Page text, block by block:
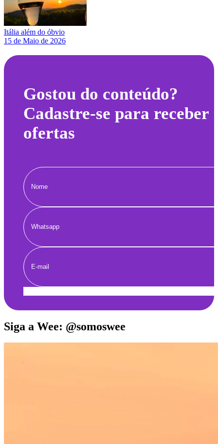
Itália além do óbvio
15 de Maio de 2026
Gostou do conteúdo?
Cadastre-se para receber
ofertas
Siga a Wee: @somoswee